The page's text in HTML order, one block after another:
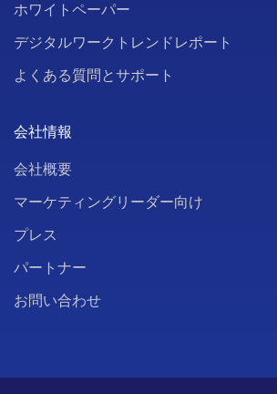
ホワイトペーパー
デジタルワークトレンドレポート
よくある質問とサポート
会社情報
会社概要
マーケティングリーダー向け
プレス
パートナー
お問い合わせ